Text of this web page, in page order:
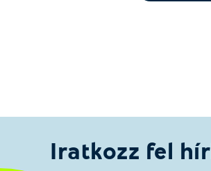
Iratkozz fel